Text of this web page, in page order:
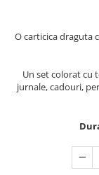
O carticica draguta
Un set colorat cu
jurnale, cadouri,